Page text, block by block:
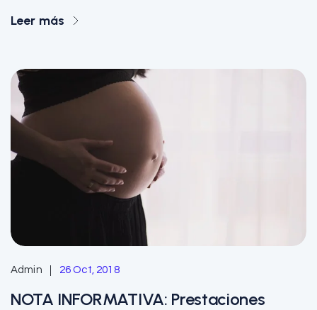
Leer más
Admin 26 Oct, 2018
NOTA INFORMATIVA: Prestaciones